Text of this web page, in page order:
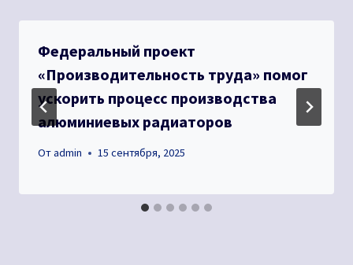
Федеральный проект
«Производительность труда» помог
ускорить процесс производства
алюминиевых радиаторов
Отadmin 15 сентября, 2025